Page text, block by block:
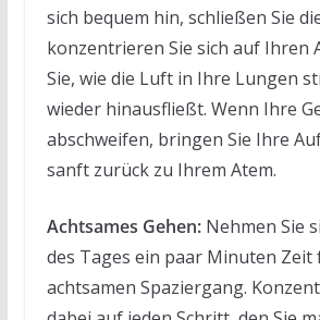
sich bequem hin, schließen Sie
konzentrieren Sie sich auf Ihren
Sie, wie die Luft in Ihre Lungen
wieder hinausfließt. Wenn Ihre
abschweifen, bringen Sie Ihre
sanft zurück zu Ihrem Atem.
Achtsames Gehen:Nehmen Sie
des Tages ein paar Minuten Zeit
achtsamen Spaziergang.